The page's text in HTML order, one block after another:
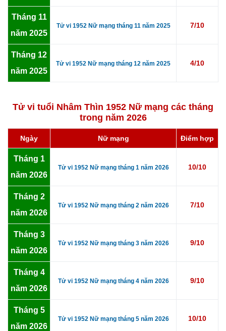
Tháng 11
năm 2025
Tử vi 1952 Nữ mạng tháng 11 năm 2025 7/10
Tháng 12
năm 2025
Tử vi 1952 Nữ mạng tháng 12 năm 2025 4/10
Tử vi tuổi Nhâm Thìn 1952 Nữ mạng các tháng
trong năm 2026
Ngày Nữ mạng Điểm hợp
Tháng 1
năm 2026
Tử vi 1952 Nữ mạng tháng 1 năm 2026 10/10
Tháng 2
năm 2026
Tử vi 1952 Nữ mạng tháng 2 năm 2026 7/10
Tháng 3
năm 2026
Tử vi 1952 Nữ mạng tháng 3 năm 2026 9/10
Tháng 4
năm 2026
Tử vi 1952 Nữ mạng tháng 4 năm 2026 9/10
Tháng 5
năm 2026
Tử vi 1952 Nữ mạng tháng 5 năm 2026 10/10